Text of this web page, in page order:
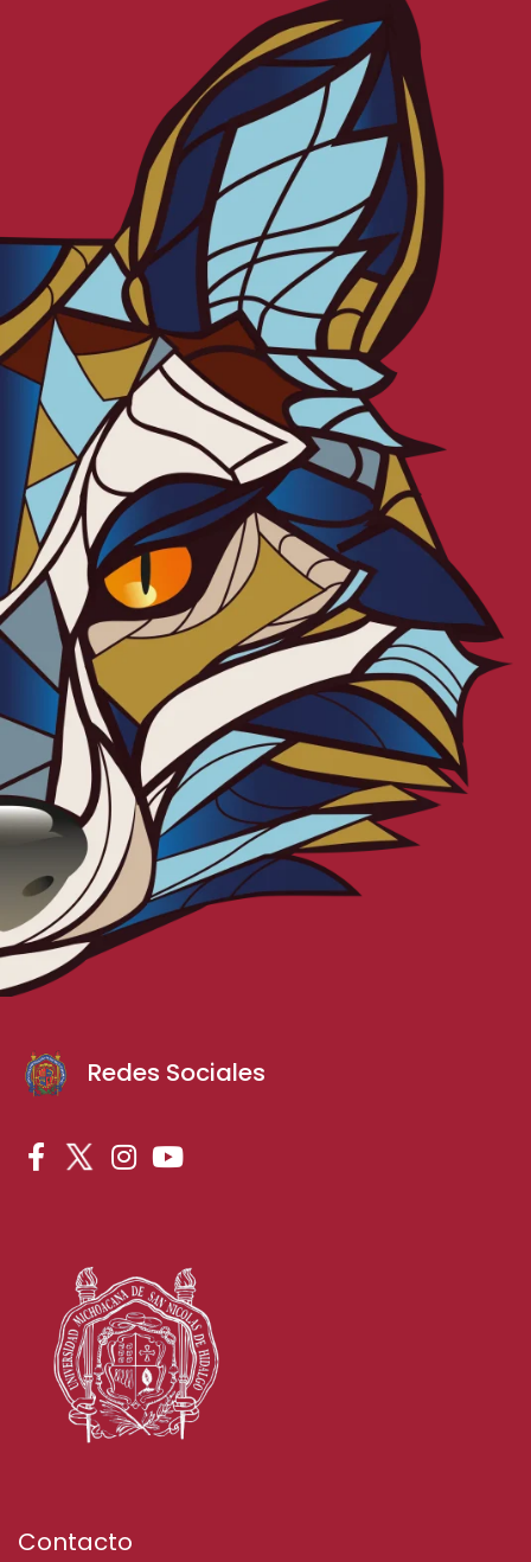
Redes Sociales
Contacto